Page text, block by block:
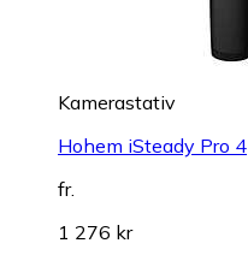
Kamerastativ
Hohem iSteady Pro 4
fr.
1 276 kr